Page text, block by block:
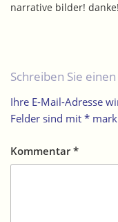
narrative bilder!
Schreiben Sie
Ihre E-Mail-Adresse
Felder sind mit *
Kommentar*